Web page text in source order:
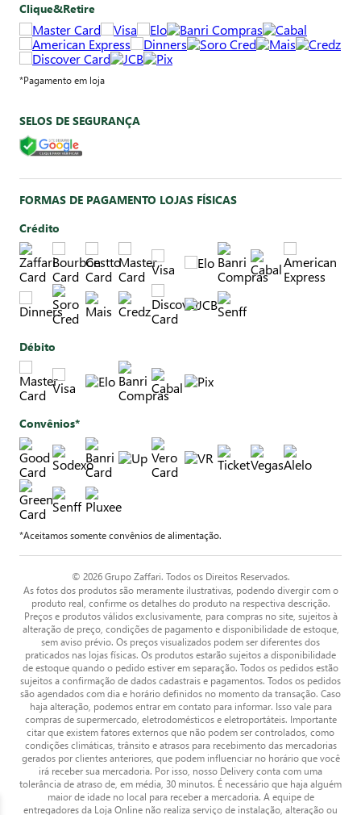
Clique&Retire
*Pagamento em loja
SELOS DE SEGURANÇA
FORMAS DE PAGAMENTO LOJAS FÍSICAS
Crédito
Débito
Convênios*
*Aceitamos somente convênios de alimentação.
© 2026 Grupo Zaffari. Todos os Direitos Reservados.
As fotos dos produtos são meramente ilustrativas, podendo divergir com o
produto real, confirme os detalhes do produto na respectiva descrição.
Preços e produtos válidos exclusivamente, para compras no site, sujeitos à
alteração de preço, condições de pagamento e disponibilidade de estoque,
sem aviso prévio. Os preços visualizados podem ser diferentes dos
praticados nas lojas físicas. Os produtos estarão sujeitos a disponibilidade
de estoque quando o pedido estiver em separação. Todos os pedidos estão
sujeitos a confirmação de dados cadastrais e pagamentos. Todos os pedidos
são agendados com dia e horário definidos no momento da transação. Caso
haja alteração, podemos entrar em contato para informar. Isso vale para
compras de supermercado, eletrodomésticos e eletroportáteis. Importante
citar que existem fatores externos que não podem ser controlados, como
condições climáticas, trânsito e atrasos para recebimento das mercadorias
gerados por clientes anteriores, que podem influenciar no horário que você
irá receber sua mercadoria. Por isso, nosso Delivery conta com uma
tolerância de atraso de, em média, 30 minutos. É necessário que haja alguém
maior de idade no local para receber a mercadoria. A equipe de
entregadores da Loja Online não realiza serviço de instalação, alteração ou